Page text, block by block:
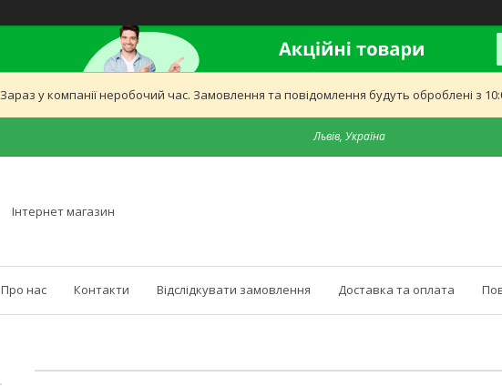
Зараз у компанії неробочий час. Замовлення та повідомлення будуть оброблені з
Львів, Україна
Інтернет магазин
Про нас Контакти Відслідкувати замовлення Доставка та оплата